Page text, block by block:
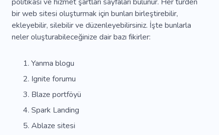
bir web sitesi oluşturmak için bunları birleştirebilir,
ekleyebilir, silebilir ve düzenleyebilirsiniz. İşte bunlarla
neler oluşturabileceğinize dair bazı fikirler:
Yanma blogu
Ignite forumu
Blaze portföyü
Spark Landing
Ablaze sitesi